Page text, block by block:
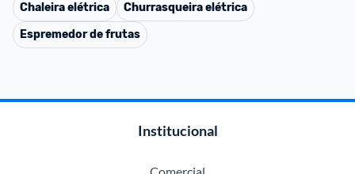
Chaleira elétrica
Churrasqueira elétrica
Espremedor de frutas
Institucional